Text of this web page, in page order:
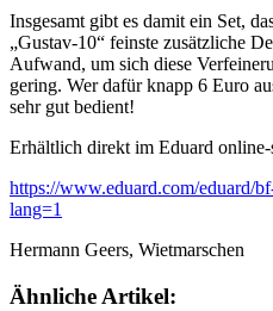
Insgesamt gibt es damit ein Set,
„Gustav-10“ feinste zusätzliche
Aufwand, um sich diese
gering. Wer dafür knapp 6 Euro
sehr gut bedient!
Erhältlich direkt im Eduard online-
https://www.eduard.com/eduard/
lang=1
Hermann Geers, Wietmarschen
Ähnliche Artikel: